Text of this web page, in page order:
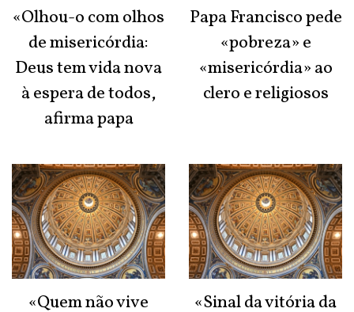
«Olhou-o com olhos
de misericórdia:
Deus tem vida nova
à espera de todos,
afirma papa
Papa Francisco pede
«pobreza» e
«misericórdia» ao
clero e religiosos
«Quem não vive
«Sinal da vitória da